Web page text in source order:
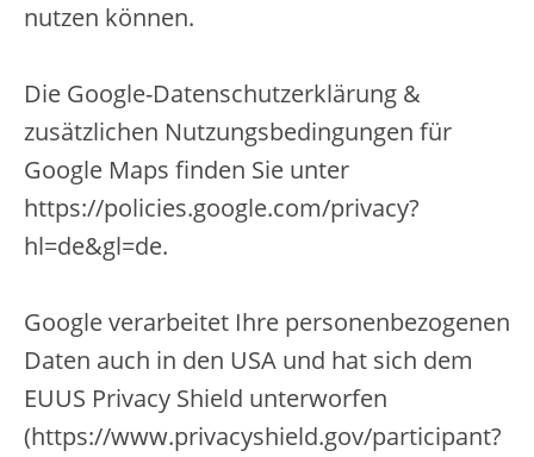
nutzen können.
Die Google-Datenschutzerklärung &
zusätzlichen Nutzungsbedingungen für
Google Maps finden Sie unter
https://policies.google.com/privacy?
hl=de&gl=de.
Google verarbeitet Ihre personenbezogenen
Daten auch in den USA und hat sich dem
EUUS Privacy Shield unterworfen
(https://www.privacyshield.gov/participant?